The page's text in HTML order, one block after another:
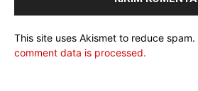
This site uses Akismet to reduce spam.
comment data is processed.